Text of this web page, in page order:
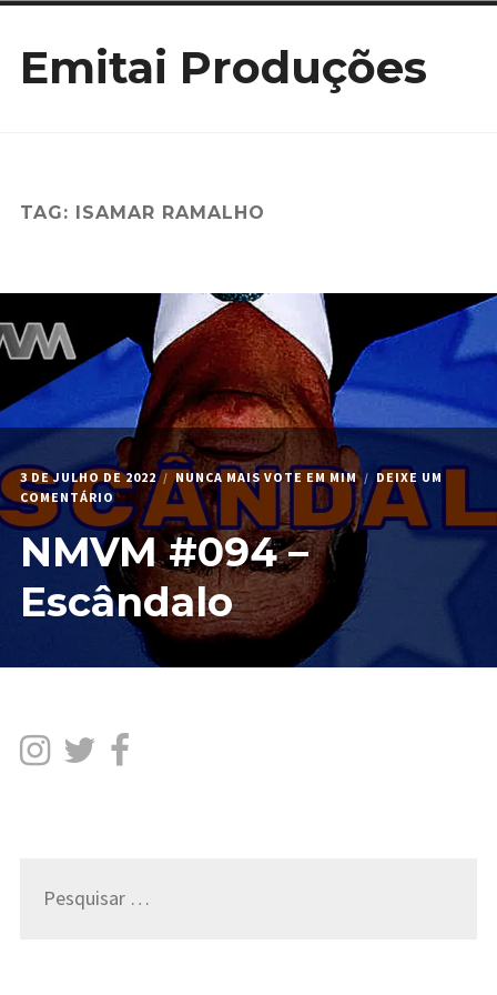
paraEmitai Produções
TAG: ISAMAR RAMALHO
3 DE JULHO DE 2022 NUNCA MAIS VOTE EM MIM
DEIXE UM
COMENTÁRIOEM
NMVM
#094
–
ESCÂNDALO
NMVM #094 –
Escândalo